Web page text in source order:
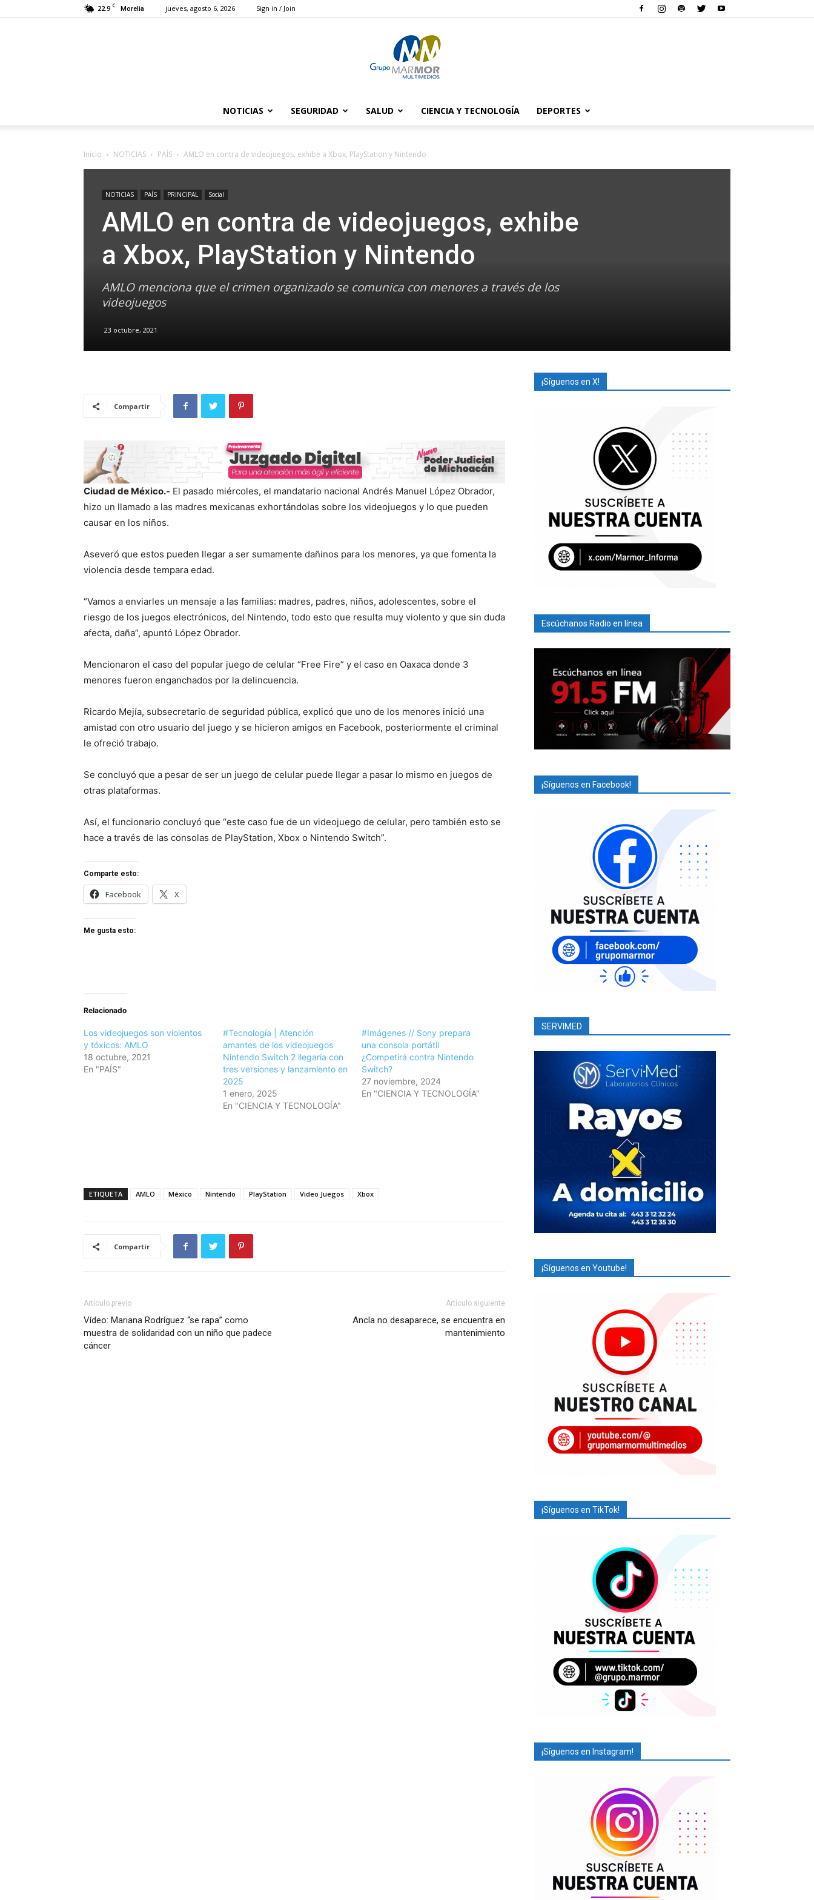
22.9 C Morelia jueves, agosto 6, 2026 Sign in / Join
NOTICIAS SEGURIDAD SALUD CIENCIA Y TECNOLOGÍA DEPORTES
Inicio NOTICIAS PAÍS AMLO en contra de videojuegos, exhibe a Xbox, PlayStation y Nintendo
NOTICIAS PAÍS PRINCIPAL Social
AMLO en contra de videojuegos, exhibe
a Xbox, PlayStation y Nintendo
AMLO menciona que el crimen organizado se comunica con menores a través de los
videojuegos
23 octubre, 2021
Compartir
Ciudad de México.- El pasado miércoles, el mandatario nacional Andrés Manuel López Obrador,
hizo un llamado a las madres mexicanas exhortándolas sobre los videojuegos y lo que pueden
causar en los niños.
Aseveró que estos pueden llegar a ser sumamente dañinos para los menores, ya que fomenta la
violencia desde tempara edad.
“Vamos a enviarles un mensaje a las familias: madres, padres, niños, adolescentes, sobre el
riesgo de los juegos electrónicos, del Nintendo, todo esto que resulta muy violento y que sin duda
afecta, daña”, apuntó López Obrador.
Mencionaron el caso del popular juego de celular “Free Fire” y el caso en Oaxaca donde 3
menores fueron enganchados por la delincuencia.
Ricardo Mejía, subsecretario de seguridad pública, explicó que uno de los menores inició una
amistad con otro usuario del juego y se hicieron amigos en Facebook, posteriormente el criminal
le ofreció trabajo.
Se concluyó que a pesar de ser un juego de celular puede llegar a pasar lo mismo en juegos de
otras plataformas.
Así, el funcionario concluyó que “este caso fue de un videojuego de celular, pero también esto se
hace a través de las consolas de PlayStation, Xbox o Nintendo Switch”.
Comparte esto:
Facebook X
Me gusta esto:
Relacionado
Los videojuegos son violentos
y tóxicos: AMLO
18 octubre, 2021
En "PAÍS"
#Tecnología | Atención
amantes de los videojuegos
Nintendo Switch 2 llegaría con
tres versiones y lanzamiento en
2025
1 enero, 2025
En "CIENCIA Y TECNOLOGÍA"
#Imágenes // Sony prepara
una consola portátil
¿Competirá contra Nintendo
Switch?
27 noviembre, 2024
En "CIENCIA Y TECNOLOGÍA"
ETIQUETA AMLO México Nintendo PlayStation Video Juegos Xbox
Compartir
Artículo previo
Vídeo: Mariana Rodríguez “se rapa” como
muestra de solidaridad con un niño que padece
cáncer
Artículo siguiente
Ancla no desaparece, se encuentra en
mantenimiento
¡Síguenos en X!
Escúchanos Radio en línea
¡Síguenos en Facebook!
SERVIMED
¡Síguenos en Youtube!
¡Síguenos en TikTok!
¡Síguenos en Instagram!